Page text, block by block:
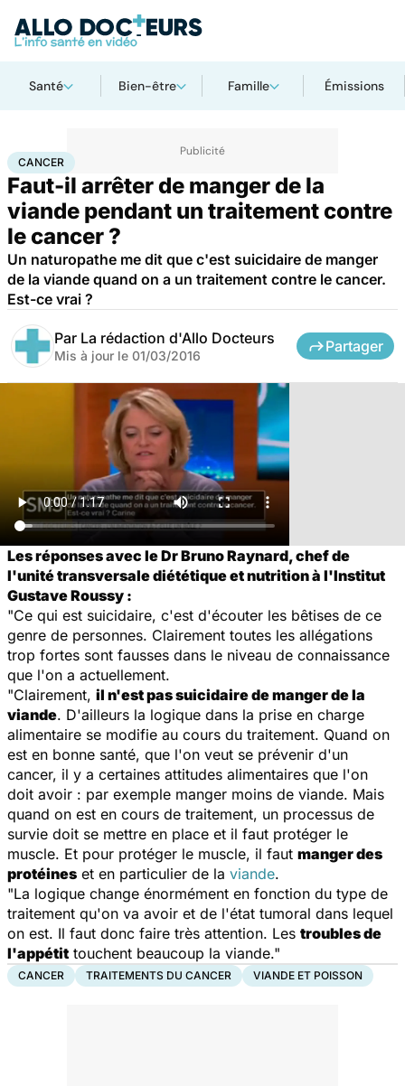
Santé Bien-être Famille Émissions
AccueilSanté Cancer
CANCER
Faut-il arrêter de manger de la
viande pendant un traitement contre
le cancer ?
Un naturopathe me dit que c'est suicidaire de manger
de la viande quand on a un traitement contre le cancer.
Est-ce vrai ?
Par La rédaction d'Allo Docteurs
Mis à jour le 01/03/2016
Partager
Les réponses avec le Dr Bruno Raynard, chef de
l'unité transversale diététique et nutrition à l'Institut
Gustave Roussy :
"Ce qui est suicidaire, c'est d'écouter les bêtises de ce
genre de personnes. Clairement toutes les allégations
trop fortes sont fausses dans le niveau de connaissance
que l'on a actuellement.
"Clairement, il n'est pas suicidaire de manger de la
viande. D'ailleurs la logique dans la prise en charge
alimentaire se modifie au cours du traitement. Quand on
est en bonne santé, que l'on veut se prévenir d'un
cancer, il y a certaines attitudes alimentaires que l'on
doit avoir : par exemple manger moins de viande. Mais
quand on est en cours de traitement, un processus de
survie doit se mettre en place et il faut protéger le
muscle. Et pour protéger le muscle, il faut manger des
protéines et en particulier de la viande.
"La logique change énormément en fonction du type de
traitement qu'on va avoir et de l'état tumoral dans lequel
on est. Il faut donc faire très attention. Les troubles de
l'appétit touchent beaucoup la viande."
CANCER TRAITEMENTS DU CANCER VIANDE ET POISSON